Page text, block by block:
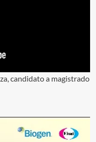
candidato a magistrado